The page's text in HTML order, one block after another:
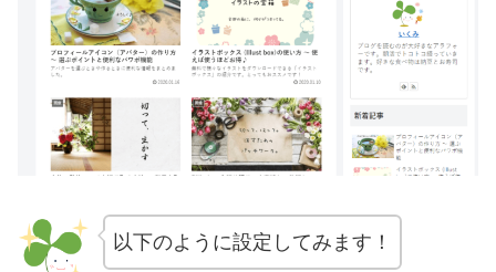
以下のように設定してみます！